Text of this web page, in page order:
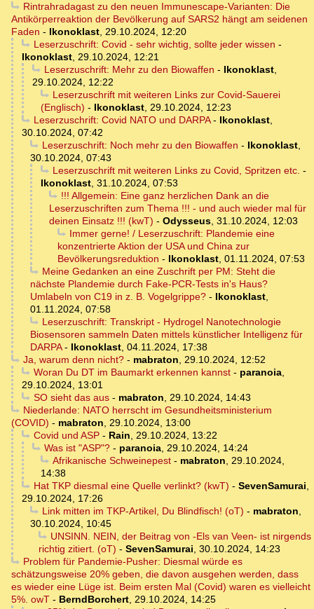
Rintrahradagast zu den neuen Immunescape-Varianten: Die
Antikörperreaktion der Bevölkerung auf SARS2 hängt am seidenen
Faden - Ikonoklast, 29.10.2024, 12:20
Leserzuschrift: Covid - sehr wichtig, sollte jeder wissen -
Ikonoklast, 29.10.2024, 12:21
Leserzuschrift: Mehr zu den Biowaffen - Ikonoklast,
29.10.2024, 12:22
Leserzuschrift mit weiteren Links zur Covid-Sauerei
(Englisch) - Ikonoklast, 29.10.2024, 12:23
Leserzuschrift: Covid NATO und DARPA- Ikonoklast,
30.10.2024, 07:42
Leserzuschrift: Noch mehr zu den Biowaffen - Ikonoklast,
30.10.2024, 07:43
Leserzuschrift mit weiteren Links zu Covid, Spritzen etc. -
Ikonoklast, 31.10.2024, 07:53
!!! Allgemein: Eine ganz herzlichen Dank an die
Leserzuschriften zum Thema !!! - und auch wieder mal für
deinen Einsatz !!! (kwT) - Odysseus, 31.10.2024, 12:03
Immer gerne! / Leserzuschrift: Plandemie eine
konzentrierte Aktion der USA und China zur
Bevölkerungsreduktion - Ikonoklast, 01.11.2024, 07:53
Meine Gedanken an eine Zuschrift per PM: Steht die
nächste Plandemie durch Fake-PCR-Tests in's Haus?
Umlabeln von C19 in z. B. Vogelgrippe? - Ikonoklast,
01.11.2024, 07:58
Leserzuschrift: Transkript - Hydrogel Nanotechnologie
Biosensoren sammeln Daten mittels künstlicher Intelligenz für
DARPA- Ikonoklast, 04.11.2024, 17:38
Ja, warum denn nicht?- mabraton, 29.10.2024, 12:52
Woran Du DT im Baumarkt erkennen kannst- paranoia,
29.10.2024, 13:01
SO sieht das aus- mabraton, 29.10.2024, 14:43
Niederlande: NATO herrscht im Gesundheitsministerium
(COVID) - mabraton, 29.10.2024, 13:00
Covid und ASP- Rain, 29.10.2024, 13:22
Was ist "ASP"?- paranoia, 29.10.2024, 14:24
Afrikanische Schweinepest- mabraton, 29.10.2024,
14:38
Hat TKP diesmal eine Quelle verlinkt? (kwT) - SevenSamurai,
29.10.2024, 17:26
Link mitten im TKP-Artikel, Du Blindfisch! (oT) - mabraton,
30.10.2024, 10:45
UNSINN. NEIN, der Beitrag von -Els van Veen- ist nirgends
richtig zitiert. (oT) - SevenSamurai, 30.10.2024, 14:23
Problem für Pandemie-Pusher: Diesmal würde es
schätzungsweise 20% geben, die davon ausgehen werden, dass
es wieder eine Lüge ist. Beim ersten Mal (Covid) waren es vielleicht
5%. owT - BerndBorchert, 29.10.2024, 14:25